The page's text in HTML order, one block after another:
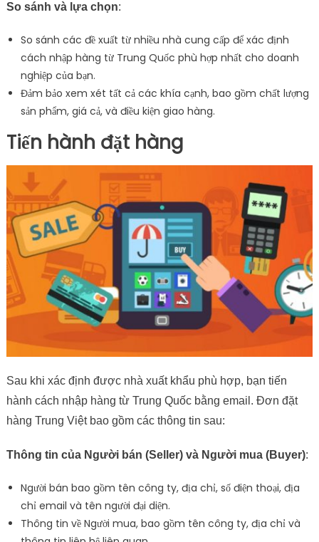
So sánh và lựa chọn:
So sánh các đề xuất từ nhiều nhà cung cấp để xác định
cách nhập hàng từ Trung Quốc phù hợp nhất cho doanh
nghiệp của bạn.
Đảm bảo xem xét tất cả các khía cạnh, bao gồm chất lượng
sản phẩm, giá cả, và điều kiện giao hàng.
Tiến hành đặt hàng
Sau khi xác định được nhà xuất khẩu phù hợp, bạn tiến
hành cách nhập hàng từ Trung Quốc bằng email. Đơn đặt
hàng Trung Việt bao gồm các thông tin sau:
Thông tin của Người bán (Seller) và Người mua (Buyer):
Người bán bao gồm tên công ty, địa chỉ, số điện thoại, địa
chỉ email và tên người đại diện.
Thông tin về Người mua, bao gồm tên công ty, địa chỉ và